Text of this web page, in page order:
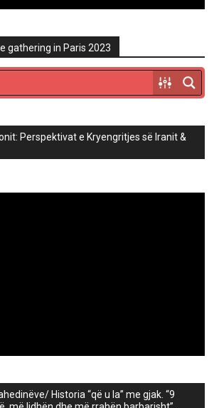
gathering in Paris 2023
Perspektivat e Kryengritjes së Iranit &
Historia “që u la” me gjak. “9